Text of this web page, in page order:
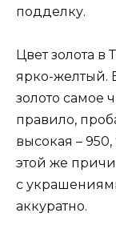
подделку.
Цвет золота
ярко-желтый.
золото самое
правило,
высокая –
этой же
с
аккуратно.